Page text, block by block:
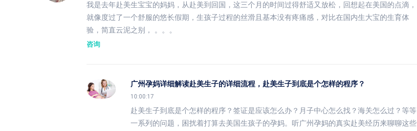
我是去年赴美生宝宝的妈妈，从赴美到回国，这三个月的时间过得舒适又放松，回想起在美国的点滴，
就像度过了一个舒服的悠长假期，生孩子过程的丝滑且基本没有疼痛感，对比在国内生大宝的生育体
验，简直云泥之别， 。。。
咨询
广州孕妈详细解读赴美生子的详细流程，赴美生子到底是个怎样的程序？
10:00:17
赴美生子到底是个怎样的程序？签证是应该怎么办？月子中心怎么找？海关怎么过？等等
一系列的问题，困扰着打算去美国生孩子的孕妈。听广州孕妈的真实赴美经历来聊聊这些